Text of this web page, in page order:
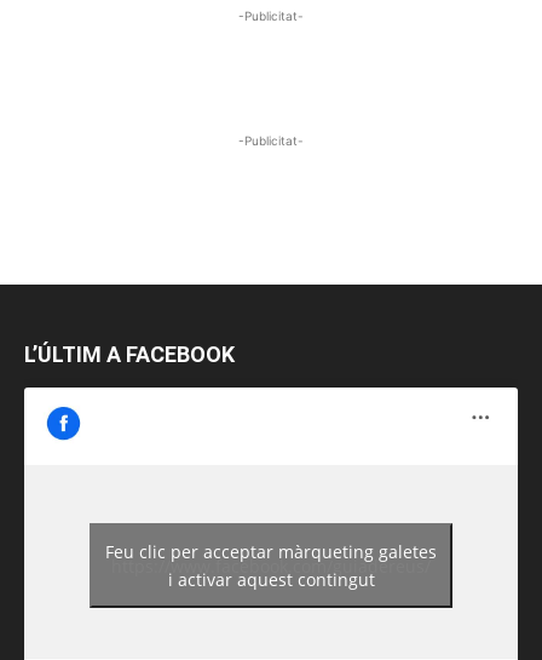
-Publicitat-
-Publicitat-
L’ÚLTIM A FACEBOOK
https://www.facebook.com/guiadereus/
Feu clic per acceptar màrqueting galetes
i activar aquest contingut